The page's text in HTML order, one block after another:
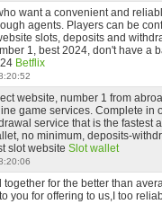
want a convenient and
agents. Players can be
slots, deposits and
1, best 2024, don't have a
Betflix
website, number 1 from
game services. Complete in
service that is the fastest
no minimum, deposits-
slot website Slot wallet
for the better than
you for offering to us,I too